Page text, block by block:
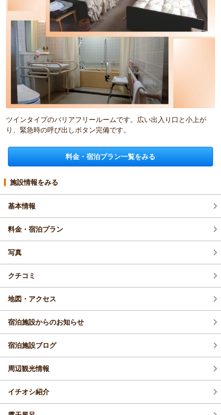
ツインタイプのバリアフリールームです。広い出入り口と小上が
り、緊急時の呼び出しボタン完備です。
料金・宿泊プラン一覧をみる
施設情報をみる
基本情報
料金・宿泊プラン
写真
クチコミ
地図・アクセス
宿泊施設からのお知らせ
宿泊施設ブログ
周辺観光情報
イチオシ紹介